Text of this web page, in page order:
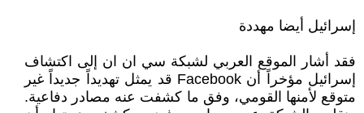
إسرائيل أيضا مهددة
فقد أشار الموقع العربي لشبكة سي ان ان إلى اكتشاف
إسرائيل مؤخراً أن Facebook قد يمثل تهديداً جديداً غير
متوقع لأمنها القومي، وفق ما كشفت عنه مصادر دفاعية.